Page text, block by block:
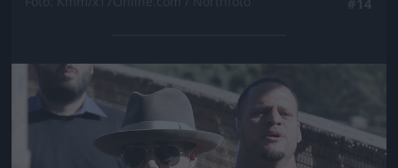
Jön még kép!